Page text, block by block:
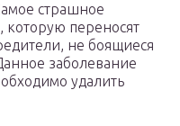
страшное
переносят
не боящиеся
заболевание
удалить